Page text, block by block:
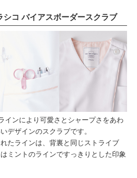
シコ バイアスボーダースクラブ
インにより可愛さとシャープさをあわ
デザインのスクラブです。
たラインは、背裏と同じストライブ
ミントのラインですっきりとした印象